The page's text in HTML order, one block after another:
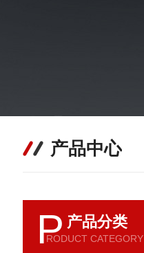
产品中心
P 产品分类
RODUCT CATEGORY